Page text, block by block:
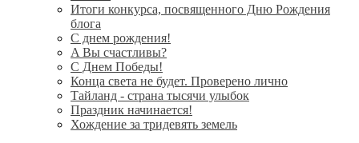
Итоги конкурса, посвященного Дню Рождения
блога
С днем рождения!
A Вы счастливы?
С Днем Победы!
Конца света не будет. Проверено лично
Тайланд - страна тысячи улыбок
Праздник начинается!
Хождение за тридевять земель